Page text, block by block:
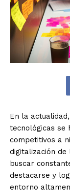
En la
tecnológicas se
competitivos a
digitalización
buscar
destacarse y
entorno